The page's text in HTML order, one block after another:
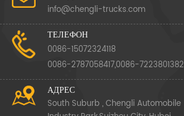
info@chengli-trucks.com
ТЕЛЕФОН
0086-15072324118
0086-2787058417,0086-7223801382
АДРЕС
South Suburb , Chengli Automobile